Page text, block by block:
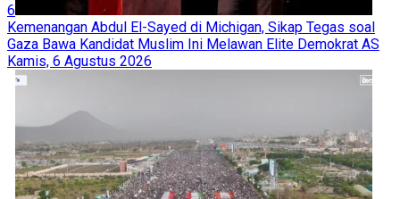
6
Kemenangan Abdul El-Sayed di Michigan, Sikap Tegas soal
Gaza Bawa Kandidat Muslim Ini Melawan Elite Demokrat AS
Kamis, 6 Agustus 2026